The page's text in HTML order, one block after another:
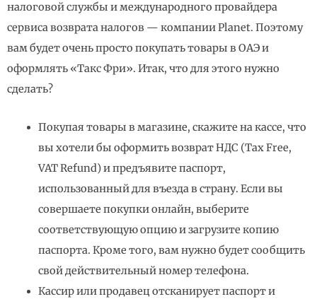
налоговой службы и международного провайдера
сервиса возврата налогов — компании Planet. Поэтому
вам будет очень просто покупать товары в ОАЭ и
оформлять «Такс Фри». Итак, что для этого нужно
сделать?
Покупая товары в магазине, скажите на кассе, что
вы хотели бы оформить возврат НДС (Tax Free,
VAT Refund) и предъявите паспорт,
использованный для въезда в страну. Если вы
совершаете покупки онлайн, выберите
соответствующую опцию и загрузите копию
паспорта. Кроме того, вам нужно будет сообщить
свой действительный номер телефона.
Кассир или продавец отсканирует паспорт и